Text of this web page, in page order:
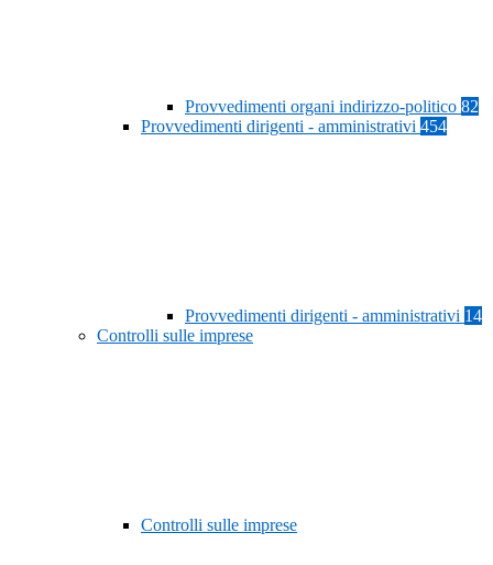
Provvedimenti organi indirizzo-politico 82
Provvedimenti dirigenti - amministrativi 454
Provvedimenti dirigenti - amministrativi 14
Controlli sulle imprese
Controlli sulle imprese